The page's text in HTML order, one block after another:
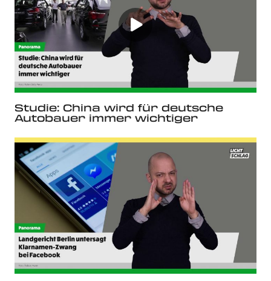
Studie: China wird für deutsche
Autobauer immer wichtiger